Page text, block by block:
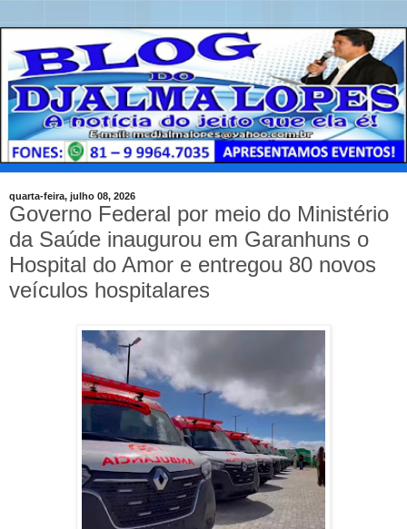
quarta-feira, julho 08, 2026
Governo Federal por meio do Ministério
da Saúde inaugurou em Garanhuns o
Hospital do Amor e entregou 80 novos
veículos hospitalares